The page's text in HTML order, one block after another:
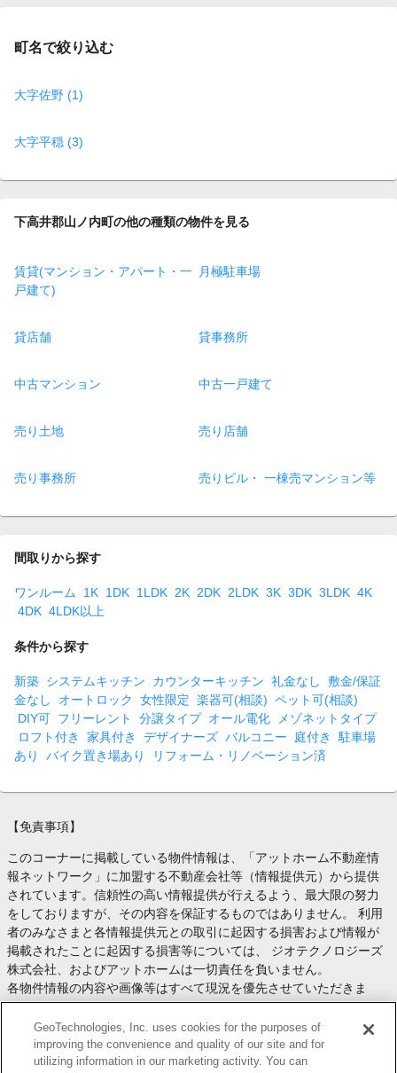
町名で絞り込む
大字佐野 (1)
大字平穏 (3)
下高井郡山ノ内町の他の種類の物件を見る
賃貸(マンション・アパート・一
戸建て)
月極駐車場
貸店舗 貸事務所
中古マンション 中古一戸建て
売り土地 売り店舗
売り事務所 売りビル・ 一棟売マンション等
間取りから探す
ワンルーム 1K 1DK 1LDK 2K 2DK 2LDK 3K 3DK 3LDK 4K
4DK 4LDK以上
条件から探す
新築 システムキッチン カウンターキッチン 礼金なし
敷金/保証
金なし
オートロック 女性限定 楽器可(相談) ペット可(相談)
DIY可 フリーレント 分譲タイプ オール電化
メゾネットタイプ
ロフト付き
家具付き デザイナーズ バルコニー 庭付き
駐車場
あり
バイク置き場あり リフォーム・リノベーション済
【免責事項】
このコーナーに掲載している物件情報は、「アットホーム不動産情
報ネットワーク」に加盟する不動産会社等（情報提供元）から提供
されています。信頼性の高い情報提供が行えるよう、最大限の努力
をしておりますが、その内容を保証するものではありません。 利用
者のみなさまと各情報提供元との取引に起因する損害および情報が
掲載されたことに起因する損害等については、 ジオテクノロジーズ
株式会社、およびアットホームは一切責任を負いません。
各物件情報の内容や画像等はすべて現況を優先させていただきま
す。
お取引等（お取引の準備、資金調達等を含みます）の際には、内容
や契約条件等について、 各情報提供元より十分な説明を受け、ご自
身でご確認の上、判断してください。
GeoTechnologies, Inc. uses cookies for the purposes of
improving the convenience and quality of our site and for
utilizing information in our marketing activity. You can